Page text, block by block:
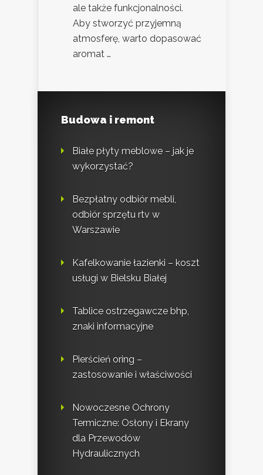
ale także funkcjonalności.
Aby stworzyć przyjemną
atmosferę, warto dopasować
aromat …
Budowa i remont
Białe płyty meblowe – jak je
wykorzystać?
Bezpłatny odbiór mebli,
odbiór sprzętu rtv w
Warszawie
Kafelkowanie łazienki – koszt
usługi w Bielsku Białej
Tablice ostrzegawcze bhp,
znaki informacyjne
Pierścień oring –
zastosowanie i właściwości
Nowoczesne Ochrony
Termiczne: Osłony i Ekrany
dla Przewodów
Hydraulicznych